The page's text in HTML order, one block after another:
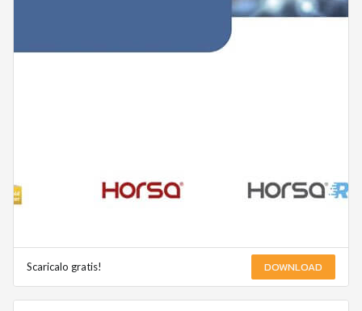
Scaricalo gratis! DOWNLOAD